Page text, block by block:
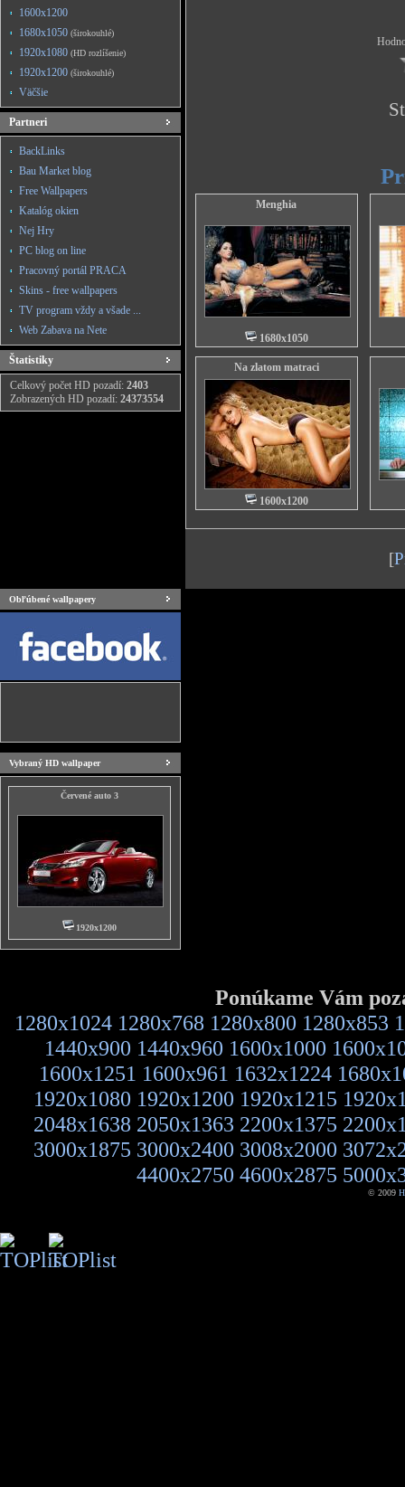
1600x1200
1680x1050 (širokouhlé)
1920x1080 (HD rozlíšenie)
1920x1200 (širokouhlé)
Väčšie
Partneri
BackLinks
Bau Market blog
Free Wallpapers
Katalóg okien
Nej Hry
PC blog on line
Pracovný portál PRACA
Skins - free wallpapers
TV program vždy a všade ...
Web Zabava na Nete
Štatistiky
Celkový počet HD pozadí: 2403
Zobrazených HD pozadí: 24373554
Menghia
1680x1050
Na zlatom matraci
1600x1200
[
Obľúbené wallpapery
Vybraný HD wallpaper
Červené auto 3
1920x1200
Ponúkame Vám
1280x1024 1280x768 1280x800 1280x853
1440x900 1440x960 1600x1000
1600x1251 1600x961 1632x1224
1920x1080 1920x1200 1920x1215
2048x1638 2050x1363 2200x1375
3000x1875 3000x2400 3008x2000
4400x2750 4600x2875
© 2009